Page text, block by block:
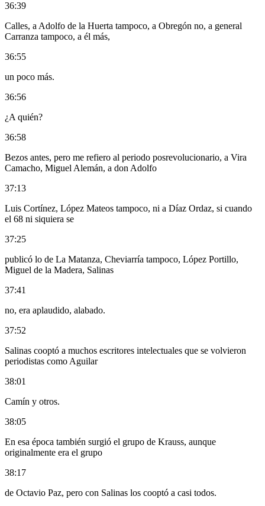
36:39
Calles, a Adolfo de la Huerta tampoco, a Obregón no, a general
Carranza tampoco, a él más,
36:55
un poco más.
36:56
¿A quién?
36:58
Bezos antes, pero me refiero al periodo posrevolucionario, a Vira
Camacho, Miguel Alemán, a don Adolfo
37:13
Luis Cortínez, López Mateos tampoco, ni a Díaz Ordaz, si cuando
el 68 ni siquiera se
37:25
publicó lo de La Matanza, Cheviarría tampoco, López Portillo,
Miguel de la Madera, Salinas
37:41
no, era aplaudido, alabado.
37:52
Salinas cooptó a muchos escritores intelectuales que se volvieron
periodistas como Aguilar
38:01
Camín y otros.
38:05
En esa época también surgió el grupo de Krauss, aunque
originalmente era el grupo
38:17
de Octavio Paz, pero con Salinas los cooptó a casi todos.